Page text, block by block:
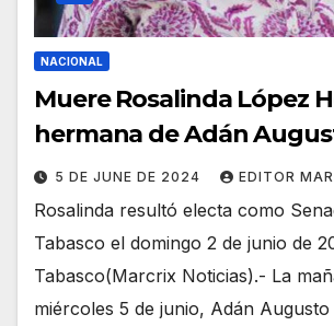
NACIONAL
Muere Rosalinda López
hermana de Adán
5 DE JUNE DE 2024 EDITOR
Rosalinda resultó electa como
Tabasco el domingo 2 de junio de
Tabasco(Marcrix Noticias).- La
miércoles 5 de junio, Adán Augusto